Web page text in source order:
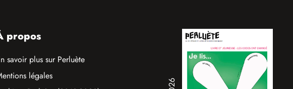
propos
savoir plus sur Perluète
légales